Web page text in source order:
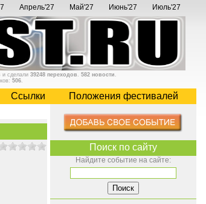
Апрель'27 Май'27 Июнь'27 Июль'27
и сделали 39248 переходов . 582 новости .
506.
Cсылки Положения фестивалей
Поиск по сайту
Найдите событие на сайте: